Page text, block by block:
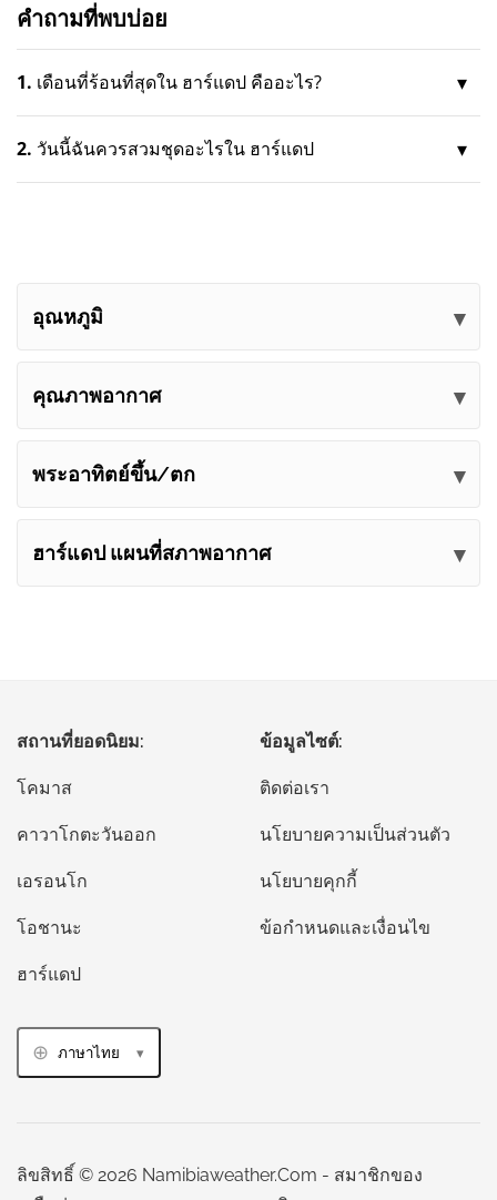
คำถามที่พบบ่อย
1. เดือนที่ร้อนที่สุดใน ฮาร์แดป คืออะไร?
2. วันนี้ฉันควรสวมชุดอะไรใน ฮาร์แดป
อุณหภูมิ
คุณภาพอากาศ
พระอาทิตย์ขึ้น/ตก
ฮาร์แดป แผนที่สภาพอากาศ
สถานที่ยอดนิยม:
โคมาส
คาวาโกตะวันออก
เอรอนโก
โอชานะ
ฮาร์แดป
ข้อมูลไซต์:
ติดต่อเรา
นโยบายความเป็นส่วนตัว
นโยบายคุกกี้
ข้อกำหนดและเงื่อนไข
ภาษาไทย
ลิขสิทธิ์ © 2026 Namibiaweather.Com - สมาชิกของ